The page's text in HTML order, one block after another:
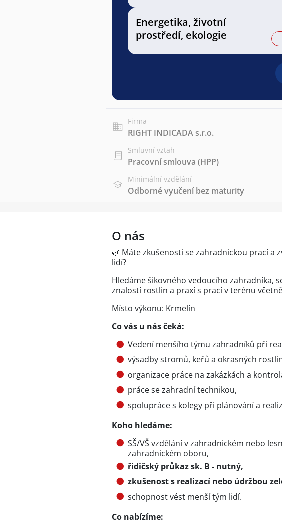
Energetika, životní
prostředí, ekologie
Firma
RIGHT INDICADA s.r.o.
Smluvní vztah
Pracovní smlouva (HPP)
Minimální vzdělání
Odborné vyučení bez maturity
O nás
🌿 Máte zkušenosti se zahradnickou prací a
lidí?
Hledáme šikovného vedoucího zahradníka,
znalostí rostlin a praxí s prací v terénu
Místo výkonu: Krmelín
Co vás u nás čeká:
Vedení menšího týmu zahradníků při
výsadby stromů, keřů a okrasných
organizace práce na zakázkách a
práce se zahradní technikou,
spolupráce s kolegy při plánování a
Koho hledáme:
SŠ/VŠ vzdělání v zahradnickém nebo
zahradnickém oboru,
řidičský průkaz sk. B - nutný,
zkušenost s realizací nebo údržbou
schopnost vést menší tým lidí.
Co nabízíme: